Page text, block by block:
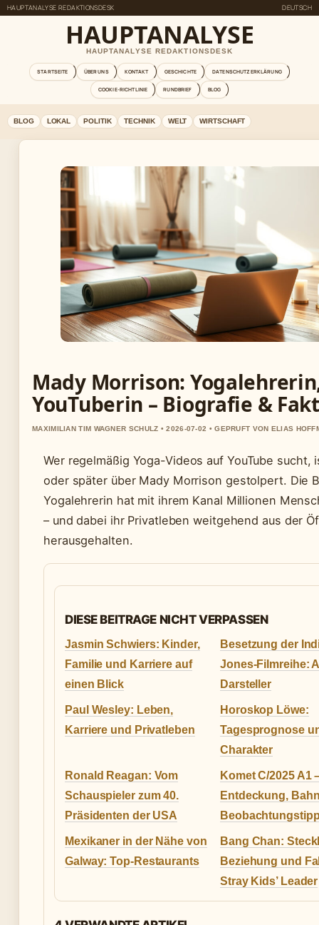
HAUPTANALYSE REDAKTIONSDESK DEUTSCH
HAUPTANALYSE
HAUPTANALYSE REDAKTIONSDESK
STARTSEITE ÜBER UNS KONTAKT GESCHICHTE DATENSCHUTZERKLÄRUNG
COOKIE-RICHTLINIE RUNDBRIEF BLOG
BLOG LOKAL POLITIK TECHNIK WELT WIRTSCHAFT
Mady Morrison:
YouTuberin – Biografie &
MAXIMILIAN TIM WAGNER SCHULZ • 2026-07-02 • GEPRUFT VON ELIAS
Wer regelmäßig Yoga-Videos auf YouTube sucht,
oder später über Mady Morrison gestolpert. Die
Yogalehrerin hat mit ihrem Kanal Millionen
– und dabei ihr Privatleben weitgehend aus der
herausgehalten.
DIESE BEITRAGE NICHT VERPASSEN
Jasmin Schwiers: Kinder,
Familie und Karriere auf
einen Blick
Besetzung der
Jones-Filmreihe:
Darsteller
Paul Wesley: Leben,
Karriere und Privatleben
Horoskop Löwe:
Tagesprognose
Charakter
Ronald Reagan: Vom
Schauspieler zum 40.
Präsidenten der USA
Komet C/2025 A1
Entdeckung,
Mexikaner in der Nähe von
Galway: Top-Restaurants
Bang Chan:
Beziehung und
Stray Kids’ Leader